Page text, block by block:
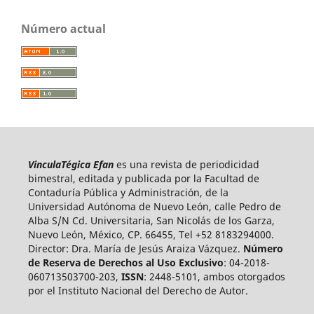
Número actual
VinculaTégica Efanes una revista de periodicidad
bimestral, editada y publicada por la Facultad de
Contaduría Pública y Administración, de la
Universidad Autónoma de Nuevo León, calle Pedro de
Alba S/N Cd. Universitaria, San Nicolás de los Garza,
Nuevo León, México, CP. 66455, Tel +52 8183294000.
Director: Dra. María de Jesús Araiza Vázquez. Número
de Reserva de Derechos al Uso Exclusivo: 04-2018-
060713503700-203, ISSN: 2448-5101, ambos otorgados
por el Instituto Nacional del Derecho de Autor.